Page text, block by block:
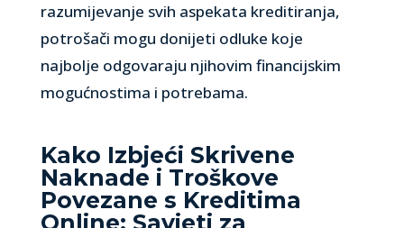
razumijevanje svih aspekata kreditiranja,
potrošači mogu donijeti odluke koje
najbolje odgovaraju njihovim financijskim
mogućnostima i potrebama.
Kako Izbjeći Skrivene
Naknade i Troškove
Povezane s Kreditima
Online: Savjeti za